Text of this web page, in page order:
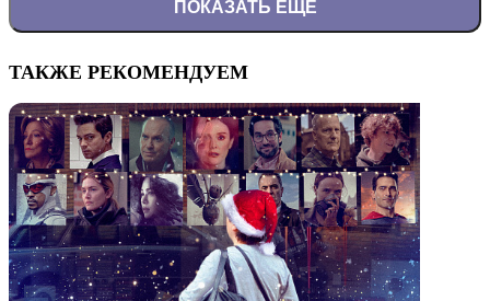
ПОКАЗАТЬ ЕЩЕ
ТАКЖЕ РЕКОМЕНДУЕМ